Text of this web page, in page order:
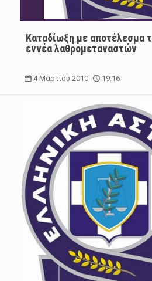
Καταδίωξη με αποτέλεσμα
εννέα λαθρομεταναστών
4 Μαρτίου 2010 19:16